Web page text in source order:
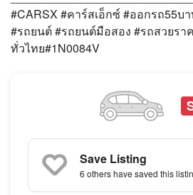
#CARSX #คาร์สเอ็กซ์ #ออกรถ55บ
#รถยนต์ #รถยนต์มือสอง #รถสวยรา
ทั่วไทย#1N0084V
Save Listing
6 othershave saved this